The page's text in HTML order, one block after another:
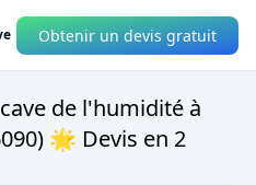
Obtenir un devis gratuit
de l'humidité à
🌟 Devis en 2